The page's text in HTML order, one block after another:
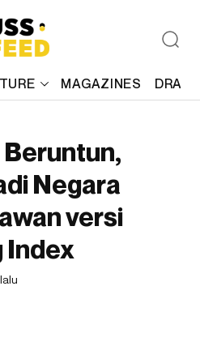
MAGAZINES
Beruntun,
Negara
versi
Index